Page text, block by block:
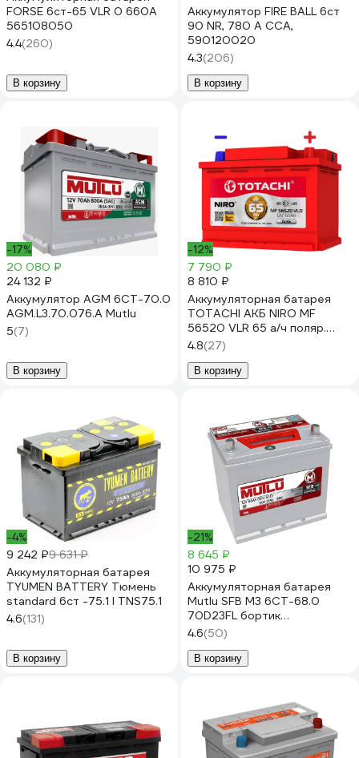
FORSE 6ст-65 VLR 0 660A
565108050
4.4(260)
В корзину
Аккумулятор FIRE BALL 6ст
90 NR, 780 А CCA,
590120020
4.3(206)
В корзину
-17%
20 080 ₽
24 132 ₽
Аккумулятор AGM 6СТ-70.0
AGM.L3.70.076.A Mutlu
5(7)
В корзину
-12%
7 790 ₽
8 810 ₽
Аккумуляторная батарея
TOTACHI АКБ NIRO MF
56520 VLR 65 а/ч поляр.
обратная 0 (JIS L) 90365
4.8(27)
В корзину
-4%
9 242 ₽9 631 ₽
Аккумуляторная батарея
TYUMEN BATTERY Тюмень
standard 6ст -75.1 l TNS75.1
4.6(131)
В корзину
-21%
8 645 ₽
10 975 ₽
Аккумуляторная батарея
Mutlu SFB M3 6СТ-68.0
70D23FL бортик
D23.68.060.С
4.6(50)
В корзину